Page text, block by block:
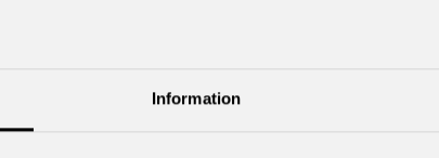
Information
Remissvar CSN: Förslag till ändrade